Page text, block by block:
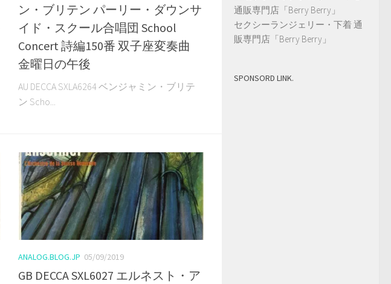
ン・ブリテン パーリー・ダウンサ
イド・スクール合唱団 School
Concert 詩編150番 双子座変奏曲
金曜日の午後
AU DECCA SXLA6264 ベンジャミン・ブリテ
ン Scho...
ANALOG.BLOG.JP 05/09/2019
GB DECCA SXL6027 エルネスト・ア
セクシーランジェリー・下着 通
販専門店「Berry Berry」
SPONSORD LINK.